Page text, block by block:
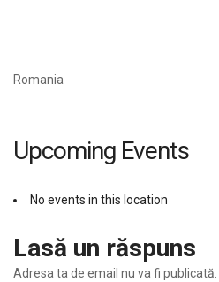
Romania
Upcoming Events
No events in this location
Lasă un răspuns
Adresa ta de email nu va fi publicată.